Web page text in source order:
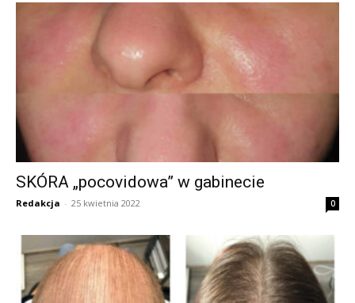
SKÓRA „pocovidowa” w gabinecie
Redakcja - 25 kwietnia 2022 0